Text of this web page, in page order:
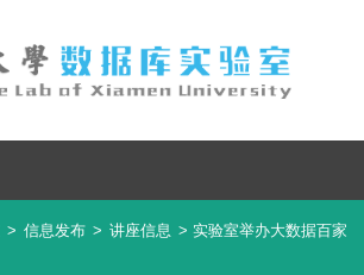
> 信息发布 > 讲座信息 > 实验室举办大数据百家